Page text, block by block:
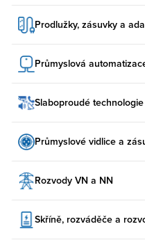
Prodlužky, zásuvky a
Průmyslová
Slaboproudé technologie
Průmyslové vidlice a
Rozvody VN a NN
Skříně, rozváděče a